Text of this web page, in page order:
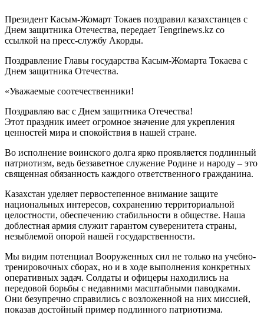
Президент Касым-Жомарт Токаев поздравил казахстанцев с
Днем защитника Отечества, передает Tengrinews.kz со
ссылкой на пресс-службу Акорды.
Поздравление Главы государства Касым-Жомарта Токаева с
Днем защитника Отечества.
«Уважаемые соотечественники!
Поздравляю вас с Днем защитника Отечества!
Этот праздник имеет огромное значение для укрепления
ценностей мира и спокойствия в нашей стране.
Во исполнение воинского долга ярко проявляется подлинный
патриотизм, ведь беззаветное служение Родине и народу – это
священная обязанность каждого ответственного гражданина.
Казахстан уделяет первостепенное внимание защите
национальных интересов, сохранению территориальной
целостности, обеспечению стабильности в обществе. Наша
доблестная армия служит гарантом суверенитета страны,
незыблемой опорой нашей государственности.
Мы видим потенциал Вооруженных сил не только на учебно-
тренировочных сборах, но и в ходе выполнения конкретных
оперативных задач. Солдаты и офицеры находились на
передовой борьбы с недавними масштабными паводками.
Они безупречно справились с возложенной на них миссией,
показав достойный пример подлинного патриотизма.